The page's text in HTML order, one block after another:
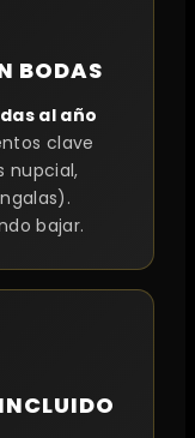
BODAS
al año
clave
nupcial,
bajar.